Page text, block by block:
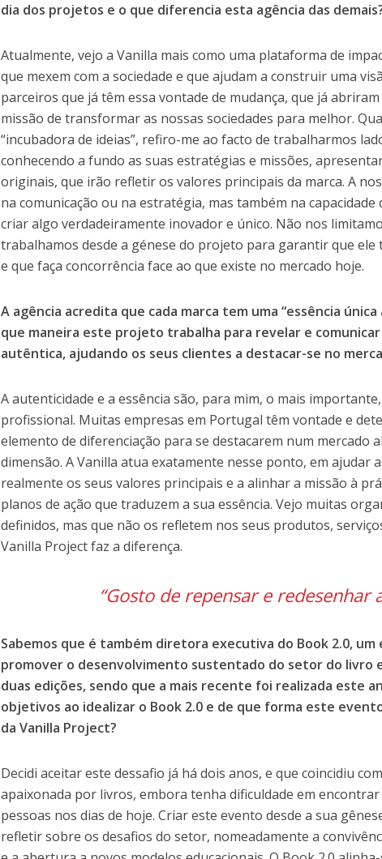
dia dos projetos e o que diferencia esta agência das
Atualmente, vejo a Vanilla mais como uma plataforma de
que mexem com a sociedade e que ajudam a construir uma
parceiros que já têm essa vontade de mudança, que já
missão de transformar as nossas sociedades para melhor.
“incubadora de ideias”, refiro-me ao facto de trabalharmos
conhecendo a fundo as suas estratégias e missões,
originais, que irão refletir os valores principais da marca. A
na comunicação ou na estratégia, mas também na
criar algo verdadeiramente inovador e único. Não nos
trabalhamos desde a génese do projeto para garantir que ele
e que faça concorrência face ao que existe no mercado hoje.
A agência acredita que cada marca tem uma “essência
que maneira este projeto trabalha para revelar e
autêntica, ajudando os seus clientes a destacar-se no
A autenticidade e a essência são, para mim, o mais
profissional. Muitas empresas em Portugal têm vontade e
elemento de diferenciação para se destacarem num mercado
dimensão. A Vanilla atua exatamente nesse ponto, em ajudar
realmente os seus valores principais e a alinhar a missão à
planos de ação que traduzem a sua essência. Vejo muitas
definidos, mas que não os refletem nos seus produtos,
Vanilla Project faz a diferença.
“Gosto de repensar e redesenhar
Sabemos que é também diretora executiva do Book 2.0,
promover o desenvolvimento sustentado do setor do livro
duas edições, sendo que a mais recente foi realizada este
objetivos ao idealizar o Book 2.0 e de que forma este
da Vanilla Project?
Decidi aceitar este dessafio já há dois anos, e que coincidiu
apaixonada por livros, embora tenha dificuldade em
pessoas nos dias de hoje. Criar este evento desde a sua
refletir sobre os desafios do setor, nomeadamente a